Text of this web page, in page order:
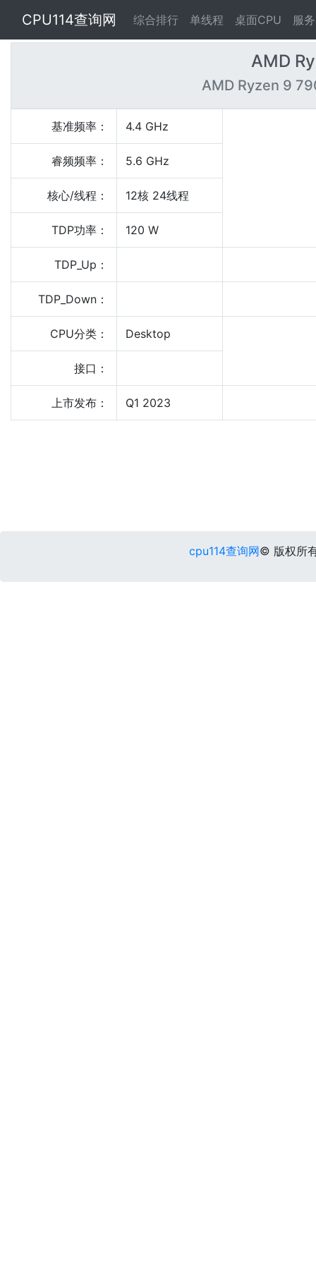
CPU114查询网 综合排行 单线程 桌面CPU 服
AMD
AMD Ryzen 9
基准频率： 4.4 GHz
睿频频率： 5.6 GHz
核心/线程： 12核 24线程
TDP功率： 120 W
TDP_Up：
TDP_Down：
CPU分类： Desktop
接口：
上市发布： Q1 2023
cpu114查询网© 版权所